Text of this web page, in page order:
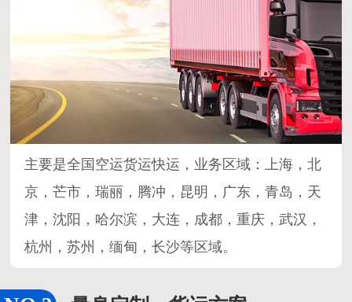
主要是全国空运货运快运，业务区域：上海，北
京，芒市，瑞丽，腾冲，昆明，广东，青岛，天
津，沈阳，哈尔滨，大连，成都，重庆，武汉，
杭州，苏州，缅甸，长沙等区域。